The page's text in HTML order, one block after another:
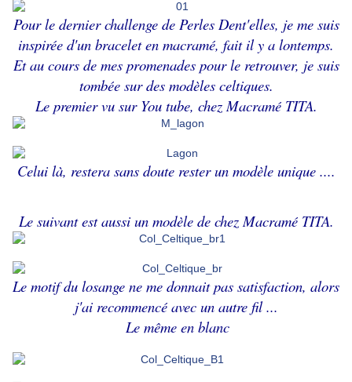
Pour le dernier challenge de Perles Dent'elles, je me suis
inspirée d'un bracelet en macramé, fait il y a lontemps.
Et au cours de mes promenades pour le retrouver, je suis
tombée sur des modèles celtiques.
Le premier vu sur You tube, chez Macramé TITA.
Celui là, restera sans doute rester un modèle unique ....
Le suivant est aussi un modèle de chez Macramé TITA.
Le motif du losange ne me donnait pas satisfaction, alors
j'ai recommencé avec un autre fil ...
Le même en blanc